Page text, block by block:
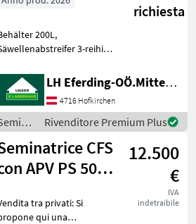
richiesta
200L,
3-reihig,
Auslässe, ISOBUS Standard
Rührwerkantrieb Schlauch (
25 M )
LH Eferding-OÖ.Mitte, Landtechnik Hofkirchen
4716 Hofkirchen
cura /
Rivenditore Premium Plus
CFS
APV PS 500
12.500
€
IVA
indetraibile
tra privati: Si
qui una